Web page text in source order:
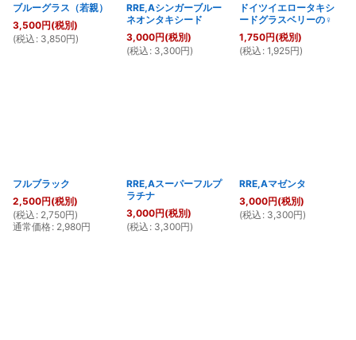
ブルーグラス（若親）
3,500円(税別)
(税込 : 3,850円)
RRE,Aシンガーブルー
ネオンタキシード
3,000円(税別)
(税込 : 3,300円)
ドイツイエロータキシ
ードグラスベリーの♀
1,750円(税別)
(税込 : 1,925円)
フルブラック
2,500円(税別)
(税込 : 2,750円)
通常価格: 2,980円
RRE,Aスーパーフルプ
ラチナ
3,000円(税別)
(税込 : 3,300円)
RRE,Aマゼンタ
3,000円(税別)
(税込 : 3,300円)